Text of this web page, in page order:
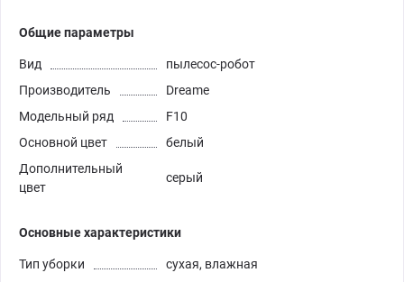
Общие параметры
Вид
пылесос-робот
Производитель
Dreame
Модельный ряд
F10
Основной цвет
белый
Дополнительный
цвет
серый
Основные характеристики
Тип уборки
сухая, влажная